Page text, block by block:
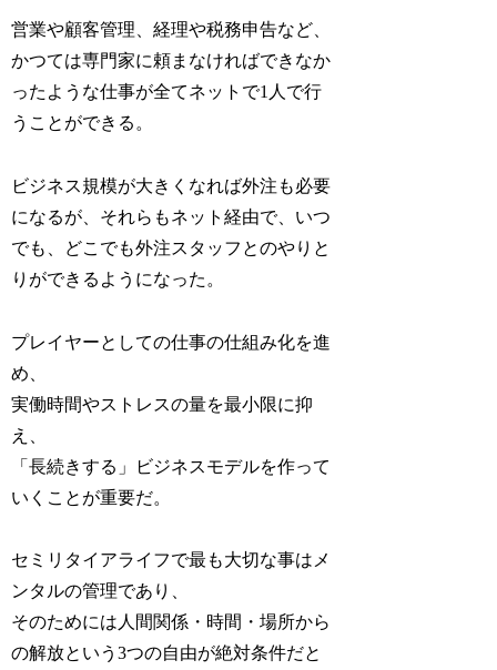
営業や顧客管理、経理や税務申告など、
かつては専門家に頼まなければできなか
ったような仕事が全てネットで1人で行
うことができる。
ビジネス規模が大きくなれば外注も必要
になるが、それらもネット経由で、いつ
でも、どこでも外注スタッフとのやりと
りができるようになった。
プレイヤーとしての仕事の仕組み化を進
め、
実働時間やストレスの量を最小限に抑
え、
「長続きする」ビジネスモデルを作って
いくことが重要だ。
セミリタイアライフで最も大切な事はメ
ンタルの管理であり、
そのためには人間関係・時間・場所から
の解放という3つの自由が絶対条件だと